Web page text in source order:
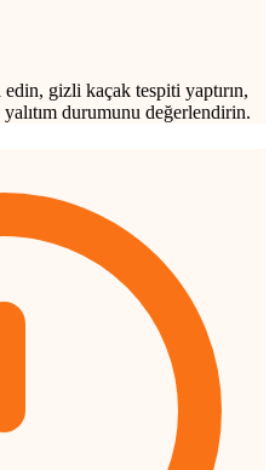
edin, gizli kaçak tespiti yaptırın,
durumunu değerlendirin.